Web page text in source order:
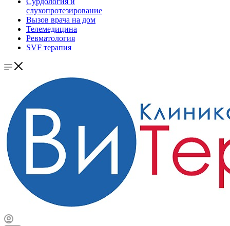
слухопротезирование
Вызов врача на дом
Телемедицина
Ревматология
SVF терапия